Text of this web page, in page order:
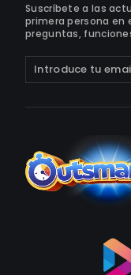
Suscríbete a las
primera persona en
preguntas,
Suscríbete
a
lista
Suscribir